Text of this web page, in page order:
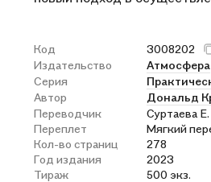
Код
3008202
Издательство
Атмосфера
Серия
Автор
Дональд
Переводчик
Суртаева Е.
Переплет
Мягкий
Кол-во страниц
278
Год издания
2023
Тираж
500 экз.